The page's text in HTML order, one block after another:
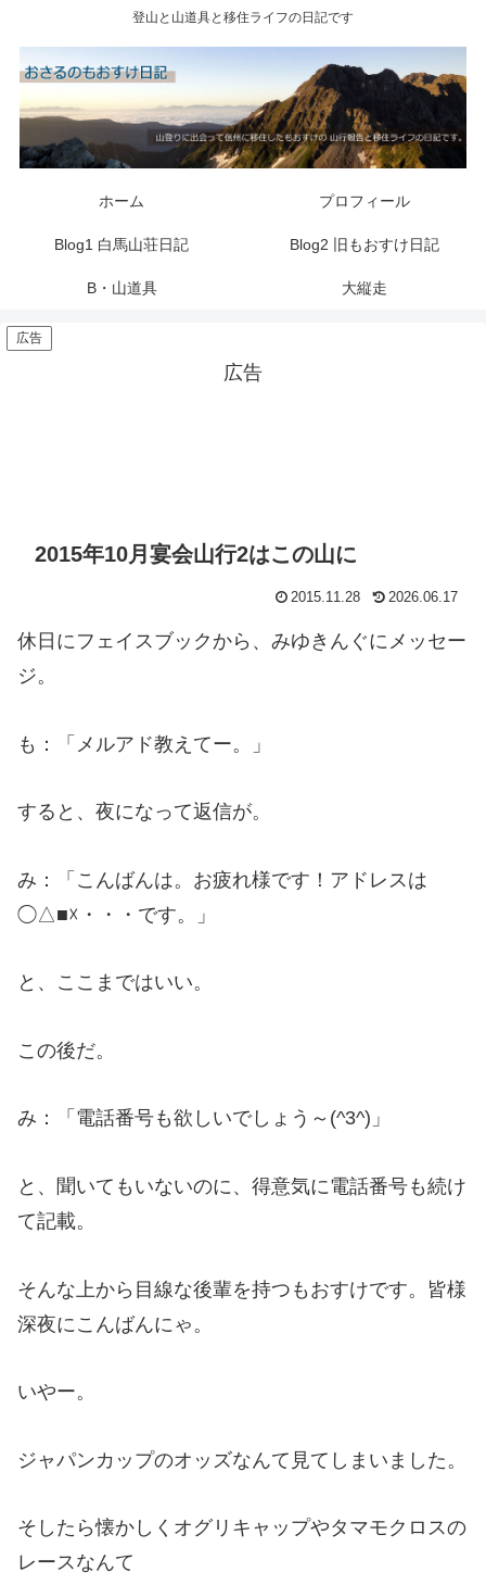
登山と山道具と移住ライフの日記です
ホーム プロフィール
Blog1 白馬山荘日記 Blog2 旧もおすけ日記
B・山道具 大縦走
広告
広告
2015年10月宴会山行2はこの山に
2015.11.28 2026.06.17
休日にフェイスブックから、みゆきんぐにメッセー
ジ。
も：「メルアド教えてー。」
すると、夜になって返信が。
み：「こんばんは。お疲れ様です！アドレスは
◯△■☓・・・です。」
と、ここまではいい。
この後だ。
み：「電話番号も欲しいでしょう～(^3^)」
と、聞いてもいないのに、得意気に電話番号も続け
て記載。
そんな上から目線な後輩を持つもおすけです。皆様
深夜にこんばんにゃ。
いやー。
ジャパンカップのオッズなんて見てしまいました。
そしたら懐かしくオグリキャップやタマモクロスの
レースなんて